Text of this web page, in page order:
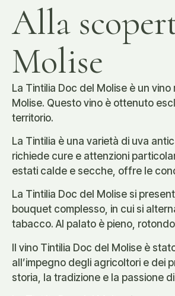
Alla
Molise
La Tintilia Doc del Molise è un
Molise. Questo vino è ottenuto
territorio.
La Tintilia è una varietà di uva
richiede cure e attenzioni
estati calde e secche, offre le
La Tintilia Doc del Molise si
bouquet complesso, in cui si
tabacco. Al palato è pieno,
Il vino Tintilia Doc del Molise è
all’impegno degli agricoltori e dei
storia, la tradizione e la passione